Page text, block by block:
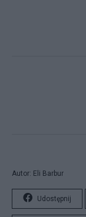
Autor: Eli Barbur
Udostępnij